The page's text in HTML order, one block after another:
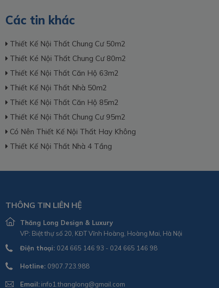
Các tin khác
Thiết Kế Nội Thất Chung Cư 50m2
Thiết Ké Nội Thất Chung Cư 80m2
Thiết Kế Nội Thất Căn Hộ 63m2
Thiết Kế Nội Thất Nhà 50m2
Thiết Kế Nội Thất Căn Hộ 85m2
Thiết Kế Nội Thất Chung Cư 95m2
Có Nên Thiết Kế Nội Thất Hay Không
Thiết Kế Nội Thất Nhà 4 Tầng
THÔNG TIN LIÊN HỆ
Thăng Long Design & Luxury
VP: Biệt thự số 20, KĐT Vĩnh Hoàng, Hoàng Mai, Hà Nội
Điện thoại: 024 665 146 93 - 024 665 146 98
Hotline: 0907.723.988
Email: info1.thanglong@gmail.com